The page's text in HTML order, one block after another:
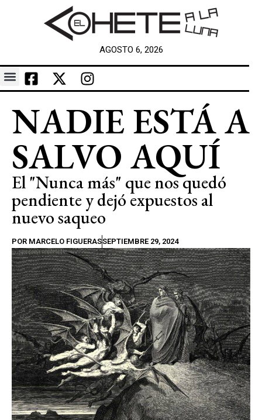
AGOSTO 6, 2026
NADIE ESTÁ A
SALVO AQUÍ
El "Nunca más" que nos quedó
pendiente y dejó expuestos al
nuevo saqueo
POR MARCELO FIGUERASSEPTIEMBRE 29, 2024